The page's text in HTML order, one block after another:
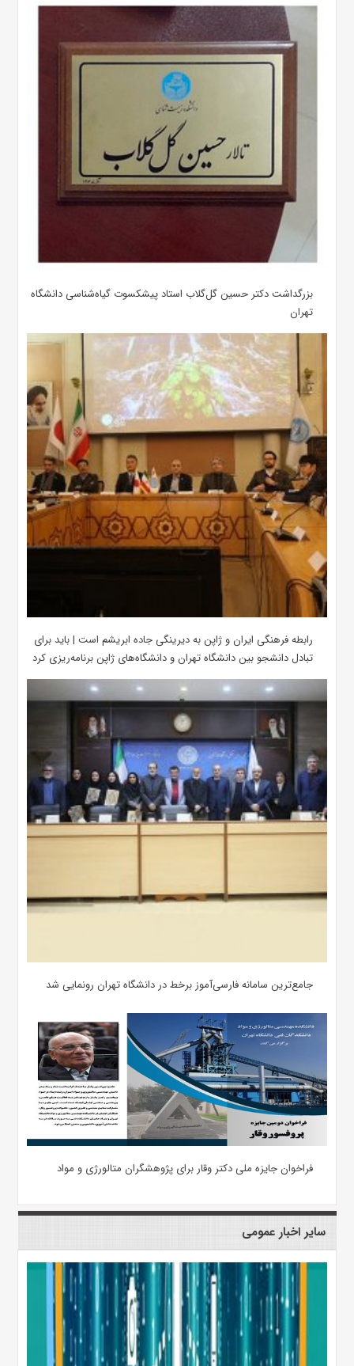
بزرگداشت دکتر حسین گل‌گلاب استاد پیشکسوت گیاه‌شناسی دانشگاه
تهران
رابطه فرهنگی ایران و ژاپن به دیرینگی جاده ابریشم است | باید برای
تبادل دانشجو بین دانشگاه تهران و دانشگاه‌های ژاپن برنامه‌ریزی کرد
جامع‌ترین سامانه فارسی‌آموز برخط در دانشگاه تهران رونمایی شد
فراخوان جایزه ملی دکتر وقار برای پژوهشگران متالورژی و مواد
سایر اخبار عمومی